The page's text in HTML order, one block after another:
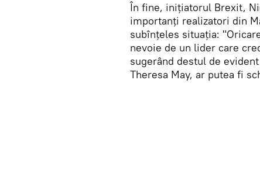
În fine, inițiatorul Brexit,
importanți realizatori din
subînțeles situația:
nevoie de un lider care
sugerând destul de
Theresa May, ar putea fi